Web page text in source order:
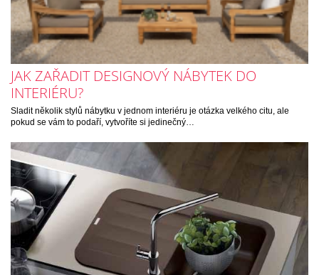
JAK ZAŘADIT DESIGNOVÝ NÁBYTEK DO
INTERIÉRU?
Sladit několik stylů nábytku v jednom interiéru je otázka velkého citu, ale
pokud se vám to podaří, vytvoříte si jedinečný…